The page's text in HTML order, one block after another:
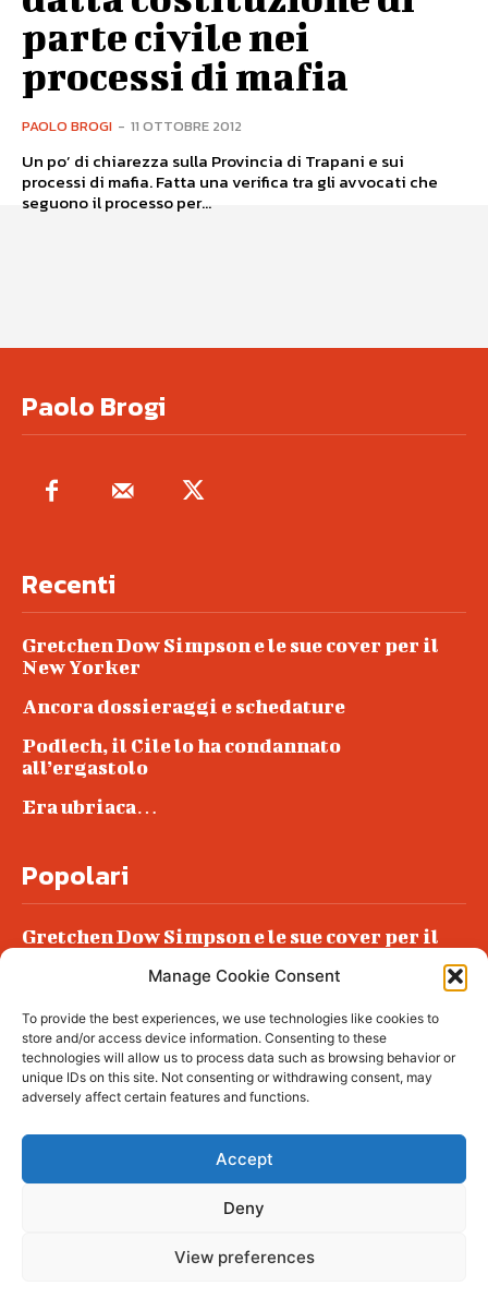
Manage Cookie Consent
To provide the best experiences, we use technologies like cookies to
store and/or access device information. Consenting to these
technologies will allow us to process data such as browsing behavior or
unique IDs on this site. Not consenting or withdrawing consent, may
adversely affect certain features and functions.
Accept
Deny
View preferences
parte civile nei
processi di mafia
PAOLO BROGI - 11 OTTOBRE 2012
Un po’ di chiarezza sulla Provincia di Trapani e sui
processi di mafia. Fatta una verifica tra gli avvocati che
seguono il processo per...
Paolo Brogi
Recenti
Gretchen Dow Simpson e le sue cover per il
New Yorker
Ancora dossieraggi e schedature
Podlech, il Cile lo ha condannato
all’ergastolo
Era ubriaca…
Popolari
Gretchen Dow Simpson e le sue cover per il
Podlech, il Cile lo ha condannato
all’ergastolo
Era ubriaca…
© tagDiv - All rights reserved. Made with
complete News Portal about living, lifestyle,
fashion and wellness. Take your time and